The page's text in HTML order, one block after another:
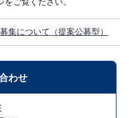
ご覧ください。
集について（提案公募型）
わせ